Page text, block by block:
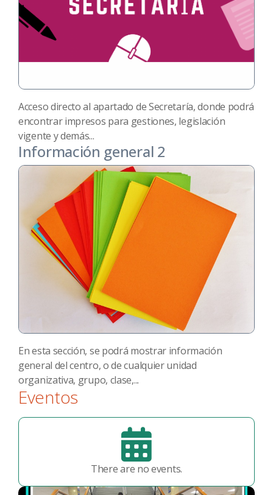
Acceso directo al apartado de Secretaría, donde podrá
encontrar impresos para gestiones, legislación
vigente y demás...
Información general 2
En esta sección, se podrá mostrar información
general del centro, o de cualquier unidad
organizativa, grupo, clase,...
Eventos
There are no events.